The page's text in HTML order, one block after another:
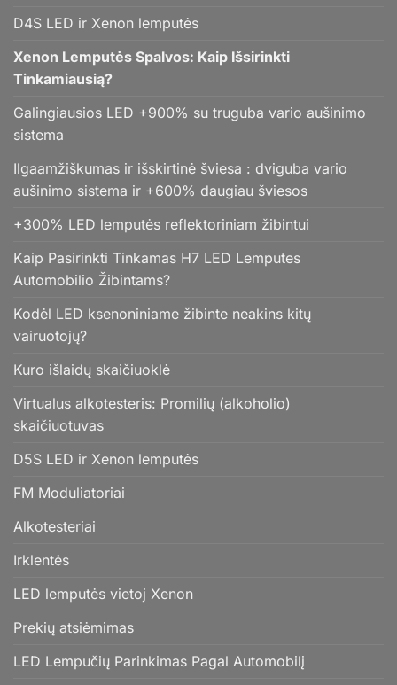
D4S LED ir Xenon lemputės
Xenon Lemputės Spalvos: Kaip Išsirinkti
Tinkamiausią?
Galingiausios LED +900% su truguba vario aušinimo
sistema
Ilgaamžiškumas ir išskirtinė šviesa : dviguba vario
aušinimo sistema ir +600% daugiau šviesos
+300% LED lemputės reflektoriniam žibintui
Kaip Pasirinkti Tinkamas H7 LED Lemputes
Automobilio Žibintams?
Kodėl LED ksenoniniame žibinte neakins kitų
vairuotojų?
Kuro išlaidų skaičiuoklė
Virtualus alkotesteris: Promilių (alkoholio)
skaičiuotuvas
D5S LED ir Xenon lemputės
FM Moduliatoriai
Alkotesteriai
Irklentės
LED lemputės vietoj Xenon
Prekių atsiėmimas
LED Lempučių Parinkimas Pagal Automobilį